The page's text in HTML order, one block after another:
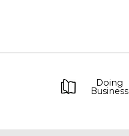
Doing
Business